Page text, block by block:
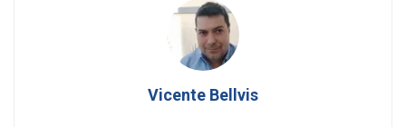
Vicente Bellvis